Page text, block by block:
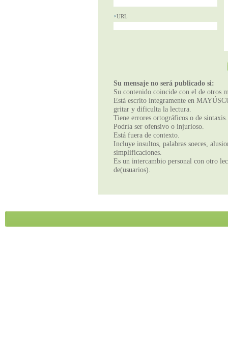
URL
Su mensaje no será publicado si:
Su contenido coincide con el de otros
Está escrito íntegramente en
gritar y dificulta la lectura.
Tiene errores ortográficos o de sintaxis.
Podría ser ofensivo o injurioso.
Está fuera de contexto.
Incluye insultos, palabras soeces,
simplificaciones.
Es un intercambio personal con otro
de(usuarios).